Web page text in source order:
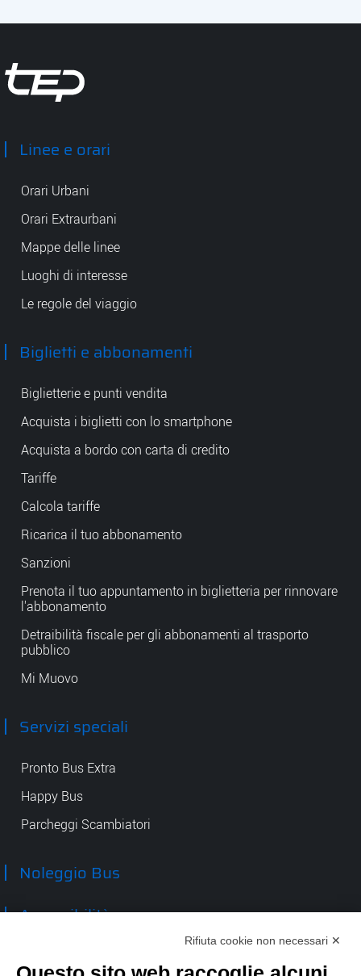
Linee e orari
Orari Urbani
Orari Extraurbani
Mappe delle linee
Luoghi di interesse
Le regole del viaggio
Biglietti e abbonamenti
Biglietterie e punti vendita
Acquista i biglietti con lo smartphone
Acquista a bordo con carta di credito
Tariffe
Calcola tariffe
Ricarica il tuo abbonamento
Sanzioni
Prenota il tuo appuntamento in biglietteria per rinnovare
l'abbonamento
Detraibilità fiscale per gli abbonamenti al trasporto
pubblico
Mi Muovo
Servizi speciali
Pronto Bus Extra
Happy Bus
Parcheggi Scambiatori
Noleggio Bus
Accessibilità
Rifiuta cookie non necessari ✕